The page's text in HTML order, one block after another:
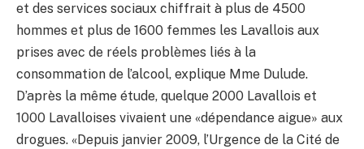
et des services sociaux chiffrait à plus de 4500
hommes et plus de 1600 femmes les Lavallois aux
prises avec de réels problèmes liés à la
consommation de l’alcool, explique Mme Dulude.
D’après la même étude, quelque 2000 Lavallois et
1000 Lavalloises vivaient une «dépendance aigue» aux
drogues. «Depuis janvier 2009, l’Urgence de la Cité de